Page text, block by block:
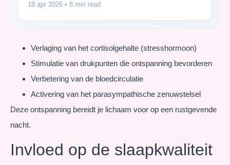
18 apr 2026 • 8 min read
Verlaging van het cortisolgehalte (stresshormoon)
Stimulatie van drukpunten die ontspanning bevorderen
Verbetering van de bloedcirculatie
Activering van het parasympathische zenuwstelsel
Deze ontspanning bereidt je lichaam voor op een rustgevende
nacht.
Invloed op de slaapkwaliteit